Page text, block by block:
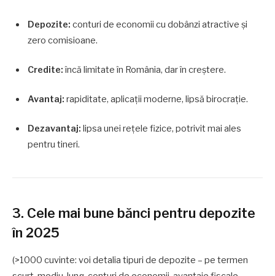
Depozite: conturi de economii cu dobânzi atractive și
zero comisioane.
Credite:încă limitate în România, dar în creștere.
Avantaj: rapiditate, aplicații moderne, lipsă birocrație.
Dezavantaj: lipsa unei rețele fizice, potrivit mai ales
pentru tineri.
3. Cele mai bune bănci pentru depozite
în 2025
(>1000 cuvinte: voi detalia tipuri de depozite – pe termen